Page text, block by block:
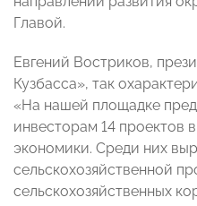
Главой.
Евгений Востриков,
Кузбасса», так
«На нашей площадке
инвесторам 14 проектов
экономики. Среди них
сельскохозяйственной
сельскохозяйственных